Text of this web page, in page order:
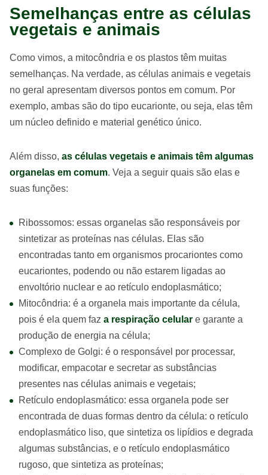
Semelhanças entre as células
vegetais e animais
Como vimos, a mitocôndria e os plastos têm muitas
semelhanças. Na verdade, as células animais e vegetais
no geral apresentam diversos pontos em comum. Por
exemplo, ambas são do tipo eucarionte, ou seja, elas têm
um núcleo definido e material genético único.
Além disso, as células vegetais e animais têm algumas
organelas em comum. Veja a seguir quais são elas e
suas funções:
Ribossomos: essas organelas são responsáveis por
sintetizar as proteínas nas células. Elas são
encontradas tanto em organismos procariontes como
eucariontes, podendo ou não estarem ligadas ao
envoltório nuclear e ao retículo endoplasmático;
Mitocôndria: é a organela mais importante da célula,
pois é ela quem faz a respiração celular e garante a
produção de energia na célula;
Complexo de Golgi: é o responsável por processar,
modificar, empacotar e secretar as substâncias
presentes nas células animais e vegetais;
Retículo endoplasmático: essa organela pode ser
encontrada de duas formas dentro da célula: o retículo
endoplasmático liso, que sintetiza os lipídios e degrada
algumas substâncias, e o retículo endoplasmático
rugoso, que sintetiza as proteínas;